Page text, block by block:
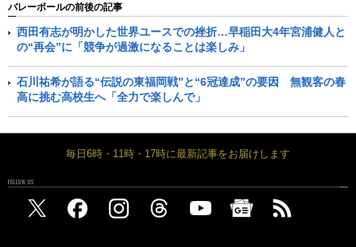
バレーボールの前後の記事
西田有志が明かした世界ユースでの挫折…早稲田大4年宮浦健人と
の“再会”に「競争が過激になることは楽しみ」
石川祐希が語る“伝説の東福岡戦”と“6冠達成”の要因 無観客の春
高に挑む高校生へ「全力で楽しんで」
毎日6時・11時・17時に最新記事をお届けします
FOLLOW US